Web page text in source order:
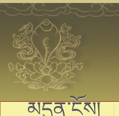
མདུན་ངོས།